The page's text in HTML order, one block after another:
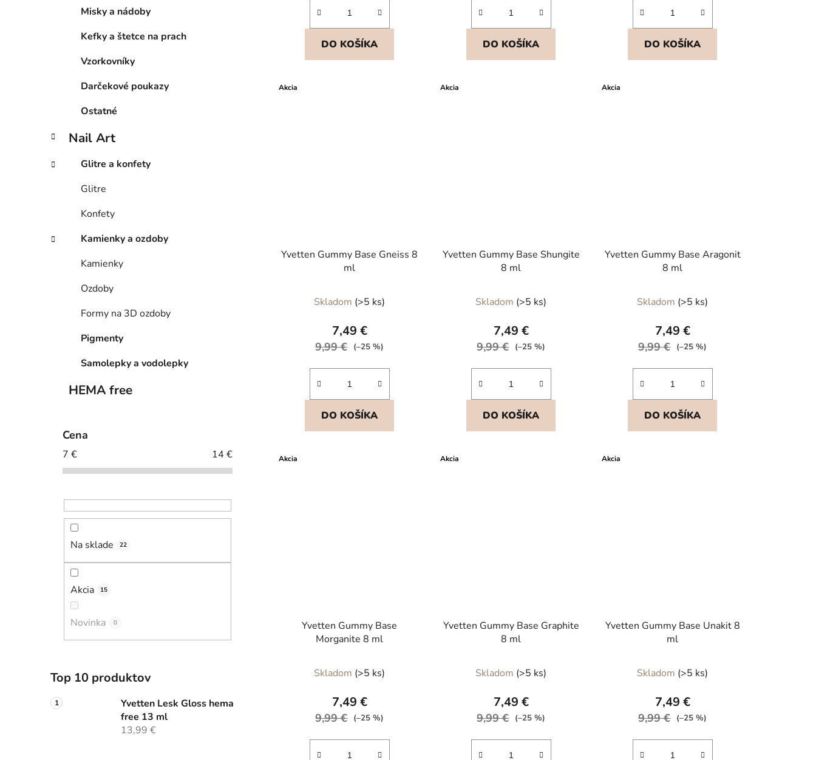
Misky a nádoby
Kefky a štetce na prach
Vzorkovníky
Darčekové poukazy
Ostatné
Nail Art
Glitre a konfety
Glitre
Konfety
Kamienky a ozdoby
Kamienky
Ozdoby
Formy na 3D ozdoby
Pigmenty
Samolepky a vodolepky
HEMA free
Cena
7 € 14 €
Na sklade 22
Akcia 15
Novinka 0
Top 10 produktov
Yvetten Lesk Gloss hema
free 13 ml
13,99 €
DO KOŠÍKA DO KOŠÍKA DO KOŠÍKA
Akcia
Yvetten Gummy Base Gneiss 8
ml
Skladom (>5 ks)
7,49 €
9,99 € (–25 %)
DO KOŠÍKA
Akcia
Yvetten Gummy Base Shungite
8 ml
Skladom (>5 ks)
7,49 €
9,99 € (–25 %)
DO KOŠÍKA
Akcia
Yvetten Gummy Base Aragonit
8 ml
Skladom (>5 ks)
7,49 €
9,99 € (–25 %)
DO KOŠÍKA
Akcia
Yvetten Gummy Base
Morganite 8 ml
Skladom (>5 ks)
7,49 €
9,99 € (–25 %)
Akcia
Yvetten Gummy Base Graphite
8 ml
Skladom (>5 ks)
7,49 €
9,99 € (–25 %)
Akcia
Yvetten Gummy Base Unakit 8
ml
Skladom (>5 ks)
7,49 €
9,99 € (–25 %)